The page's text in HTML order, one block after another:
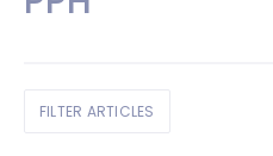
FILTER ARTICLES